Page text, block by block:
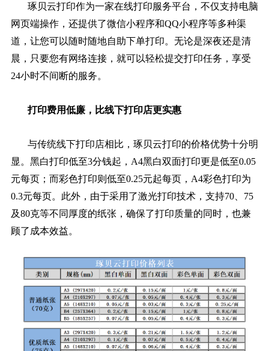
琢贝云打印作为一家在线打印服务平台，不仅支持电脑
网页端操作，还提供了微信小程序和QQ小程序等多种渠
道，让您可以随时随地自助下单打印。无论是深夜还是清
晨，只要您有网络连接，就可以轻松提交打印任务，享受
24小时不间断的服务。
打印费用低廉，比线下打印店更实惠
与传统线下打印店相比，琢贝云打印的价格优势十分明
显。黑白打印低至3分钱起，A4黑白双面打印更是低至0.05
元每页；而彩色打印则低至0.25元起每页，A4彩色打印为
0.3元每页。此外，由于采用了激光打印技术，支持70、75
及80克等不同厚度的纸张，确保了打印质量的同时，也兼
顾了成本效益。